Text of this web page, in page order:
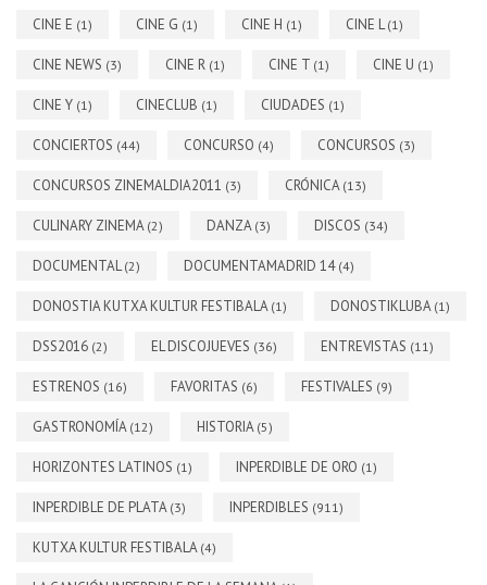
CINE E (1) CINE G (1) CINE H (1) CINE L(1)
CINE NEWS (3) CINE R (1) CINE T (1) CINE U (1)
CINE Y (1) CINECLUB (1) CIUDADES (1)
CONCIERTOS (44) CONCURSO (4) CONCURSOS (3)
CONCURSOS ZINEMALDIA2011 (3) CRÓNICA (13)
CULINARY ZINEMA (2) DANZA (3) DISCOS (34)
DOCUMENTAL(2) DOCUMENTAMADRID 14 (4)
DONOSTIA KUTXA KULTUR FESTIBALA (1) DONOSTIKLUBA (1)
DSS2016 (2) EL DISCOJUEVES (36) ENTREVISTAS (11)
ESTRENOS (16) FAVORITAS (6) FESTIVALES (9)
GASTRONOMÍA (12) HISTORIA (5)
HORIZONTES LATINOS (1) INPERDIBLE DE ORO (1)
INPERDIBLE DE PLATA (3) INPERDIBLES (911)
KUTXA KULTUR FESTIBALA (4)